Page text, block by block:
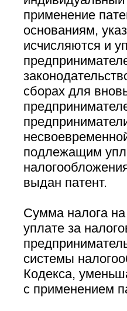
применение
основаниям,
исчисляются и
сборах для
подлежащим
выдан патент.
Сумма налога
уплате за
системы
Кодекса,
с применением